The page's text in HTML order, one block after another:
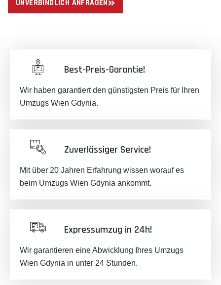
UNVERBINDLICH ANFRAGEN
Best-Preis-Garantie!
Wir haben garantiert den günstigsten Preis für Ihren
Umzugs Wien Gdynia.
Zuverlässiger Service!
Mit über 20 Jahren Erfahrung wissen worauf es
beim Umzugs Wien Gdynia ankommt.
Expressumzug in 24h!
Wir garantieren eine Abwicklung Ihres Umzugs
Wien Gdynia in unter 24 Stunden.